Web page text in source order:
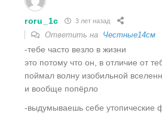
roru_1c 3 лет назад
Ответить на Честные14см
-тебе часто везло в жизни
это потому что он, в отличие от
поймал волну изобильной
и вообще попёрло
-выдумываешь себе утопические